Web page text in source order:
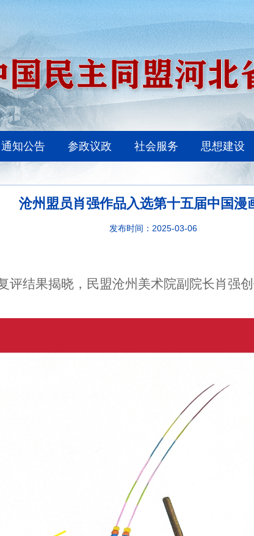
通知公告 参政议政 社会服务 思想建设
沧州盟员肖强作品入选第十五届中国漫
发布时间：2025-03-06
评结果揭晓，民盟沧州美术院副院长肖强